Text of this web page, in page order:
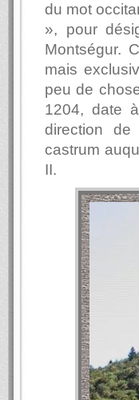
du mot
», pour
Montségur.
mais
peu de
1204, date
direction
castrum
II.